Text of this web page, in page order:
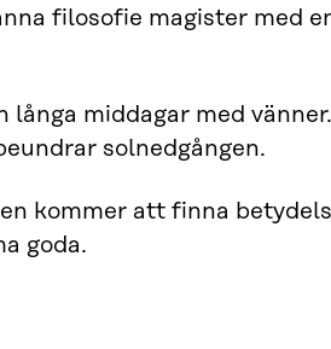
filosofie magister med
långa middagar med
solnedgången.
kommer att finna
goda.